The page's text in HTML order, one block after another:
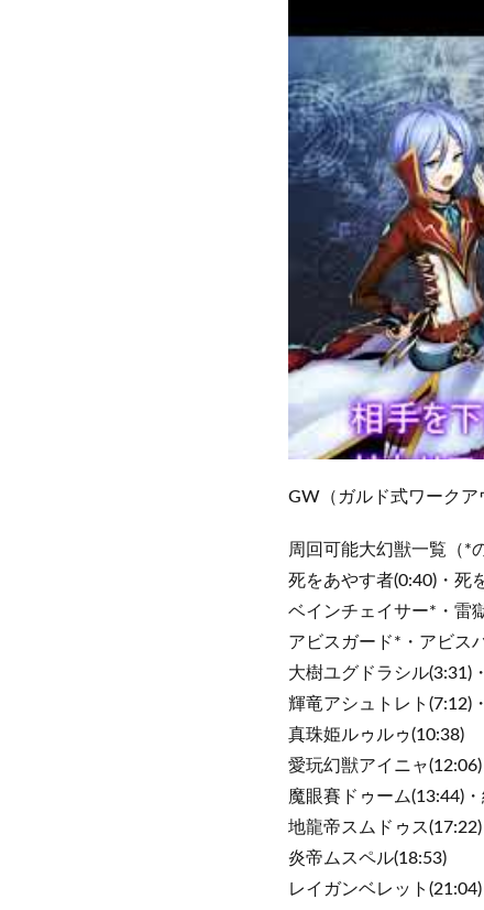
GW（ガルド式ワークア
周回可能大幻獣一覧（*
死をあやす者(0:40)・死
ベインチェイサー*・雷
アビスガード*・アビス
大樹ユグドラシル(3:31)
輝竜アシュトレト(7:12)
真珠姫ルゥルゥ(10:38)
愛玩幻獣アイニャ(12:06)
魔眼賽ドゥーム(13:44)
地龍帝スムドゥス(17:22)
炎帝ムスペル(18:53)
レイガンベレット(21:04)